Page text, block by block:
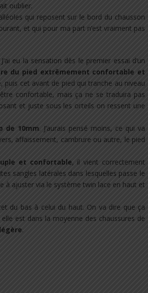
oublier.
qui reposent sur le bord du chausson
et qui pour ma part n’est vraiment pas
eu la sensation dès le premier essai d’un
du pied extrêmement confortable et
cet avant de pied qui tranche au niveau
confortable, mais ça ne se traduira pas
et juste sous les orteils on ressent une
de 10mm. J’aurais pensé moins, ce qui va
affaissement, cambrure ou autre, le pied
et confortable, il vient correctement
sangles latérales dans lesquelles passe le
à ajuster via le système twin lace en haut et
du bas à celui du haut. On va dire que ça
est dans la moyenne des chaussures de
.